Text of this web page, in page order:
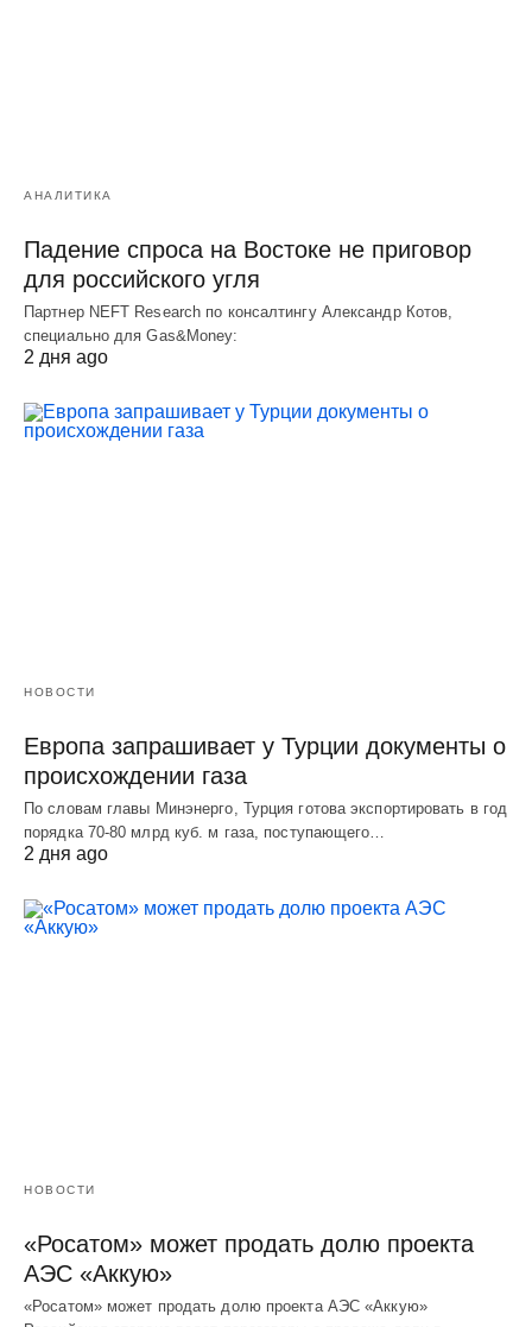
АНАЛИТИКА
Падение спроса на Востоке не приговор
для российского угля
Партнер NEFT Research по консалтингу Александр Котов,
специально для Gas&Money:
2 дня ago
НОВОСТИ
Европа запрашивает у Турции документы о
происхождении газа
По словам главы Минэнерго, Турция готова экспортировать в год
порядка 70-80 млрд куб. м газа, поступающего…
2 дня ago
НОВОСТИ
«Росатом» может продать долю проекта
АЭС «Аккую»
«Росатом» может продать долю проекта АЭС «Аккую»